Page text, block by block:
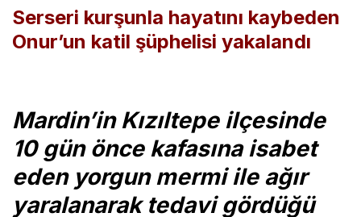
Serseri kurşunla hayatını kaybeden
Onur’un katil şüphelisi yakalandı
Mardin’in Kızıltepe ilçesinde
10 gün önce kafasına isabet
eden yorgun mermi ile ağır
yaralanarak tedavi gördüğü